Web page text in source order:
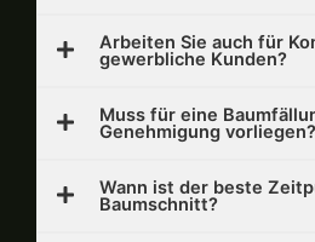
Arbeiten Sie auch für
gewerbliche Kunden?
Muss für eine
Genehmigung vorliegen?
Wann ist der beste
Baumschnitt?